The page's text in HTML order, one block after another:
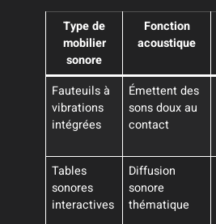
Type de
mobilier
sonore
Fonction
acoustique
Fauteuils à
vibrations
intégrées
Émettent des
sons doux au
contact
Tables
sonores
interactives
Diffusion
sonore
thématique